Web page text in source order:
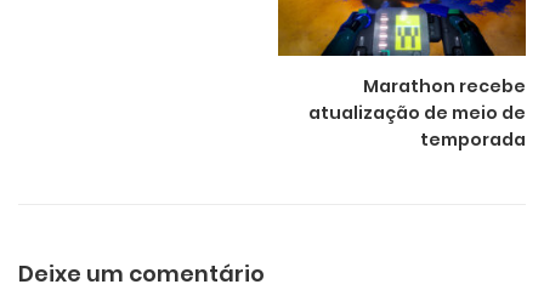
Marathon recebe
atualização de meio de
temporada
Deixe um comentário